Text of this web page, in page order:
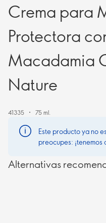
Crema para
Protectora
Macadamia
Nature
41335 75 ml.
Este producto ya no
preocupes:
Alternativas